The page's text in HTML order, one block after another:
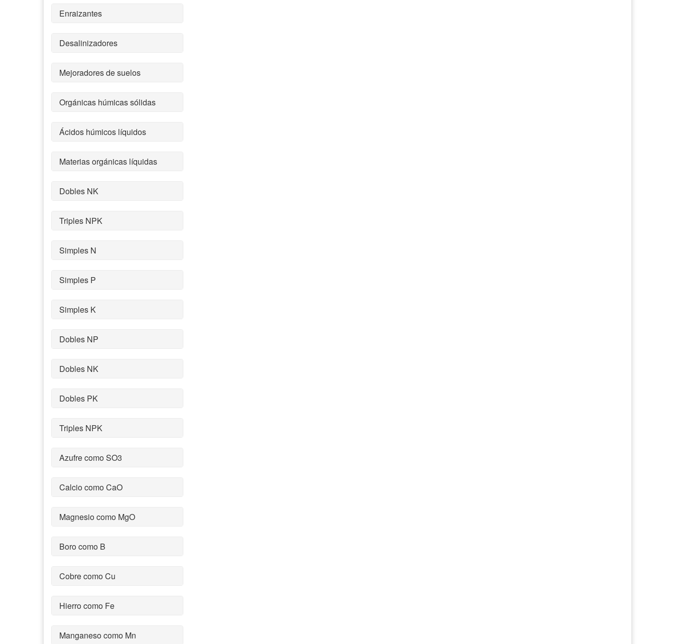
Enraizantes
Desalinizadores
Mejoradores de suelos
Orgánicas húmicas sólidas
Ácidos húmicos líquidos
Materias orgánicas líquidas
Dobles NK
Triples NPK
Simples N
Simples P
Simples K
Dobles NP
Dobles NK
Dobles PK
Triples NPK
Azufre como SO3
Calcio como CaO
Magnesio como MgO
Boro como B
Cobre como Cu
Hierro como Fe
Manganeso como Mn